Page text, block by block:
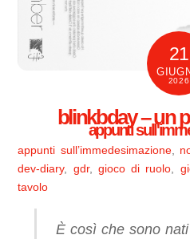
21
2026
blinkbday – un
appunti
appunti sull’immedesimazione,
dev-diary, gdr, gioco di ruolo,
tavolo
È così che sono